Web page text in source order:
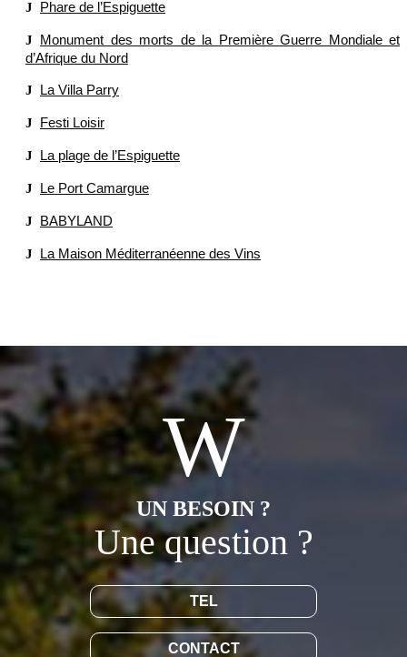
Phare de l’Espiguette
Monument des morts de la Première Guerre Mondiale et
d’Afrique du Nord
La Villa Parry
Festi Loisir
La plage de l’Espiguette
Le Port Camargue
BABYLAND
La Maison Méditerranéenne des Vins
UN BESOIN ?
Une question ?
TEL
CONTACT